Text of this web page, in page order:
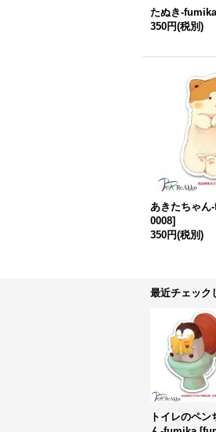
たぬき-fumika
350円(税別)
あきたちゃん
0008]
350円(税別)
最近チェック
トイレのペン